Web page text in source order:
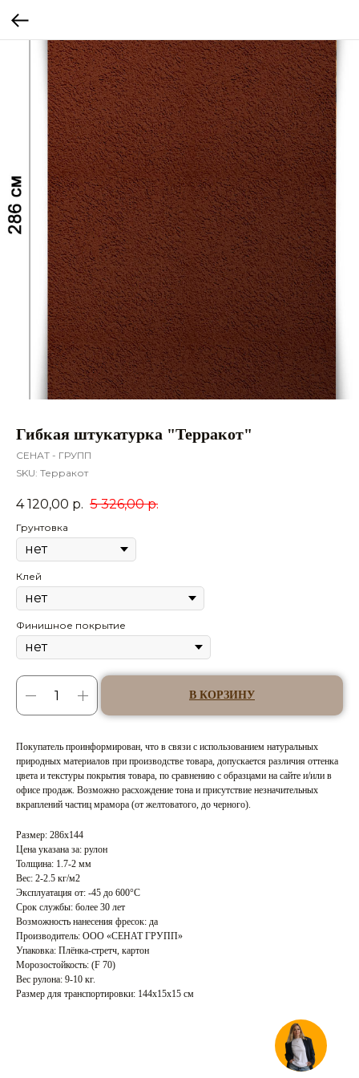
Гибкая штукатурка "Терракот"
СЕНАТ - ГРУПП
SKU: Терракот
4 120,00 р. 5 326,00 р.
Грунтовка
Клей
Финишное покрытие
В КОРЗИНУ
Покупатель проинформирован, что в связи с использованием натуральных
природных материалов при производстве товара, допускается различия оттенка
цвета и текстуры покрытия товара, по сравнению с образцами на сайте и/или в
офисе продаж. Возможно расхождение тона и присутствие незначительных
вкраплений частиц мрамора (от желтоватого, до черного).
Размер: 286х144
Цена указана за: рулон
Толщина: 1.7-2 мм
Вес: 2-2.5 кг/м2
Эксплуатация от: -45 до 600°С
Срок службы: более 30 лет
Возможность нанесения фресок: да
Производитель: ООО «СЕНАТ ГРУПП»
Упаковка: Плёнка-стретч, картон
Морозостойкость: (F 70)
Вес рулона: 9-10 кг.
Размер для транспортировки: 144х15х15 см